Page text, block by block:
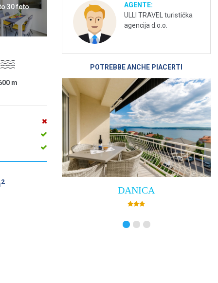
30 foto
m
2
AGENTE:
ULLI TRAVEL turistička
agencija d.o.o.
POTREBBE ANCHE PIACERTI
DANICA